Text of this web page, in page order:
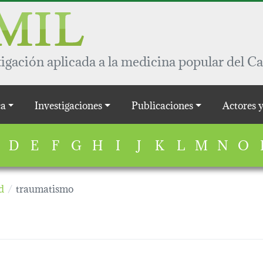
aplicada a la medicina popular del
Investigaciones Publicaciones Actores
D E F G H I J K L M N O
traumatismo